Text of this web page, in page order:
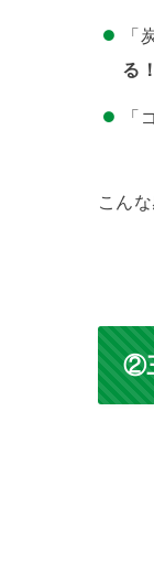
「
る
「
こん
②